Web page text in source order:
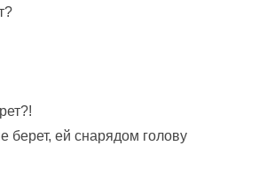
берет, ей снарядом голову